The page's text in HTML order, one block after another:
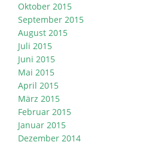
Oktober 2015
September 2015
August 2015
Juli 2015
Juni 2015
Mai 2015
April 2015
März 2015
Februar 2015
Januar 2015
Dezember 2014